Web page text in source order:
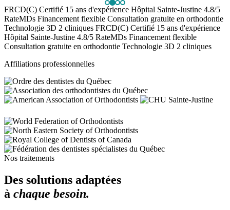
FRCD(C) Certifié 15 ans d'expérience Hôpital Sainte-Justine 4.8/5
RateMDs Financement flexible Consultation gratuite en orthodontie
Technologie 3D 2 cliniques FRCD(C) Certifié 15 ans d'expérience
Hôpital Sainte-Justine 4.8/5 RateMDs Financement flexible
Consultation gratuite en orthodontie Technologie 3D 2 cliniques
Affiliations professionnelles
Nos traitements
Des solutions adaptées
à chaque besoin.